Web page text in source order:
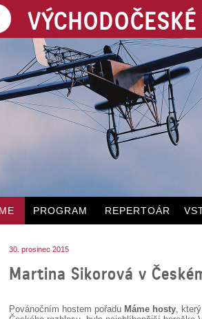
PROGRAM REPERTOÁR
30. prosinec 2015
Martina Sikorová v
Povánočním hostem pořadu Máme hosty,